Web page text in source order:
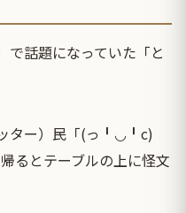
で話題になっていた「と
ッター）民「(っ╹◡╹c)
るとテーブルの上に怪文